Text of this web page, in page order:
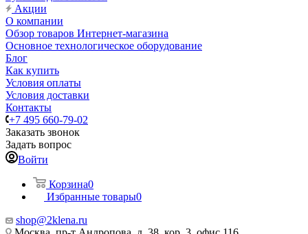
Акции
О компании
Обзор товаров Интернет-магазина
Основное технологическое оборудование
Блог
Как купить
Условия оплаты
Условия доставки
Контакты
+7 495 660-79-02
Заказать звонок
Задать вопрос
Войти
Корзина0
Избранные товары0
shop@2klena.ru